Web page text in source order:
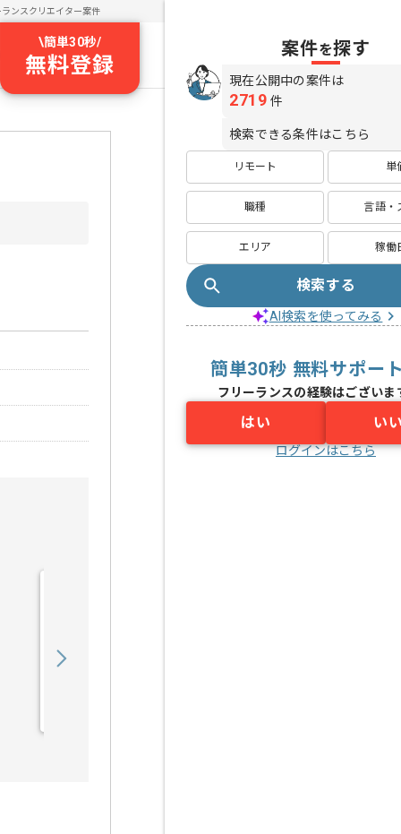
ランスクリエイター案件
\簡単30秒/
無料登録
案件を探す
現在公開中の案件は
2719 件
検索できる条件はこちら
リモート 単
職種 言語・
エリア 稼働
検索する
AI検索を使ってみる
簡単30秒 無料サポー
フリーランスの経験はございま
はい い
ログインはこちら